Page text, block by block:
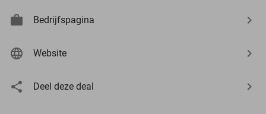
Bedrijfspagina
Website
Deel deze deal